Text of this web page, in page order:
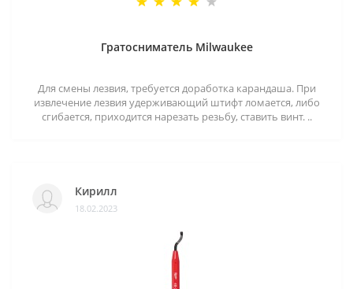
Гратосниматель Milwaukee
Для смены лезвия, требуется доработка карандаша. При
извлечение лезвия удерживающий штифт ломается, либо
сгибается, приходится нарезать резьбу, ставить винт. ..
Кирилл
18.02.2023